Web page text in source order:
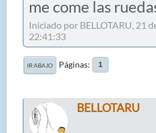
me come las
Iniciado por BELLOTARU, 21
22:41:33
IR ABAJO Páginas 1
BELLOTARU